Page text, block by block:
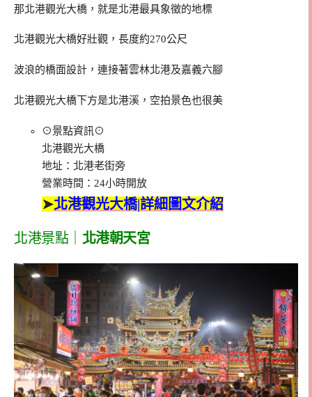
那北港觀光大橋，就是北港最具象徵的地標
北港觀光大橋好壯觀，長度約270公尺
波浪的橋面設計，連接著雲林北港及嘉義六腳
北港觀光大橋下方是北港溪，空拍景色也很美
⊙景點資訊⊙
北港觀光大橋
地址：北港老街旁
營業時間：24小時開放
➤北港觀光大橋|詳細圖文介紹
北港景點｜ 北港朝天宮